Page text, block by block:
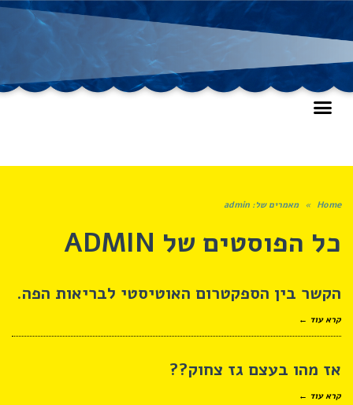
Home
» מאמרים של: admin
כל הפוסטים של ADMIN
הקשר בין הספקטרום האוטיסטי לבריאות הפה.
קרא עוד ←
אז מהו בעצם גז צחוק??
קרא עוד ←